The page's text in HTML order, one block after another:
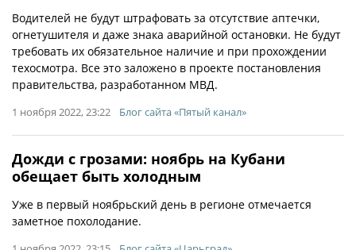
Водителей не будут штрафовать за отсутствие аптечки,
огнетушителя и даже знака аварийной остановки. Не будут
требовать их обязательное наличие и при прохождении
техосмотра. Все это заложено в проекте постановления
правительства, разработанном МВД.
1 ноября 2022, 23:22 Блог сайта «Пятый канал»
Дожди с грозами: ноябрь на Кубани
обещает быть холодным
Уже в первый ноябрьский день в регионе отмечается
заметное похолодание.